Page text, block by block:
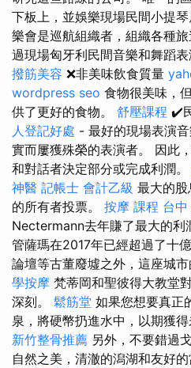
下板上，並娛樂現場民間小提琴
樂會是巡航組織者，組織各種
過現場匈牙利民間音樂和舞蹈表
撥筋美容 ❌非美味飲食質量
wordpress seo 食物很美味，
供了更好的食物。 舒壓課程 ✔️
人登記好處 - 最好的現場表演
實而屢獲殊榮的表演者。 因此
和對話者決定部分或完成利潤。
神醫 記帳士 會計乙級 最大的
的所有者投票。 按摩 課程 台
Nectermann去年賺了最大的利
管薩瑪在2017年已經超過了十
論壇等古董廢墟之外，這座城市
學按摩 梵蒂岡和聖彼得大教堂
深刻。 鬆筋堂 如果您想要真正
泉，將硬幣扔進水中，以期獲得
新竹整骨推薦 另外，不要錯過
自然之美，清澈的潟湖和友好